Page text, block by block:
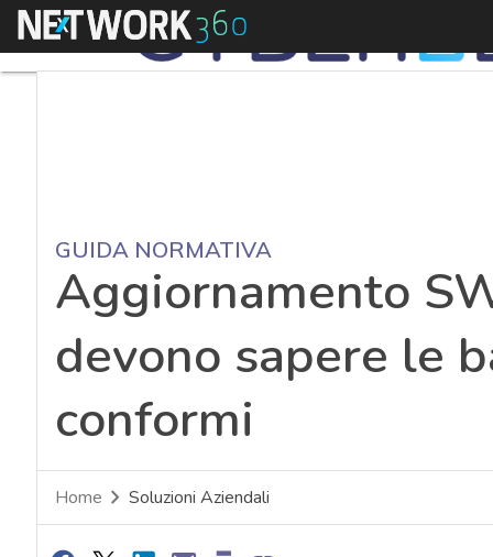
Menu
GUIDA NORMATIVA
Aggiornamento
devono sapere le
conformi
Home Soluzioni Aziendali